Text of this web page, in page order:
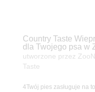
Country Taste
dla Twojego psa w
utworzone przez
Taste
4Twój pies zasługuje na